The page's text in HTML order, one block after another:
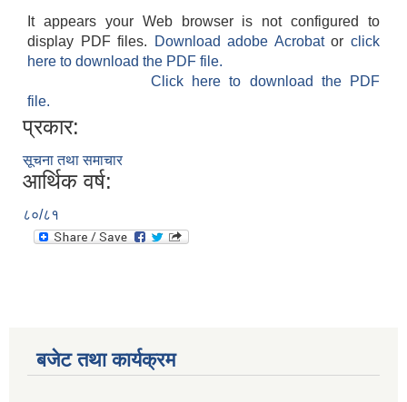
It appears your Web browser is not configured to
display PDF files.
Download adobe Acrobatorclick
here to download the PDF file.
Click here to download the PDF
file.
प्रकार:
सूचना तथा समाचार
आर्थिक वर्ष:
८०/८१
बजेट तथा कार्यक्रम